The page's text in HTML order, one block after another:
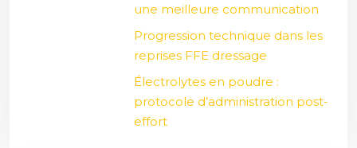
une meilleure communication
Progression technique dans les
reprises FFE dressage
Électrolytes en poudre :
protocole d’administration post-
effort